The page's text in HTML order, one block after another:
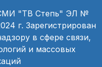
"ТВ Степь" ЭЛ №
г. Зарегистрирован
в сфере связи,
и массовых